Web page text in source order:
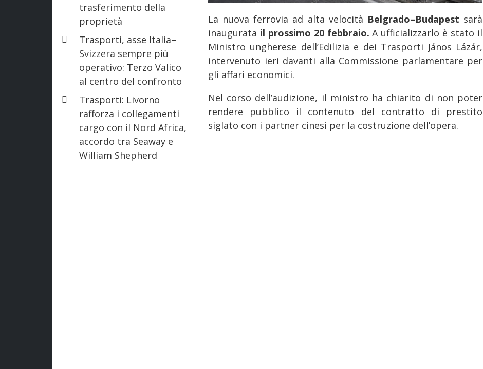
trasferimento della
proprietà
Trasporti, asse Italia–
Svizzera sempre più
operativo: Terzo Valico
al centro del confronto
Trasporti: Livorno
rafforza i collegamenti
cargo con il Nord Africa,
accordo tra Seaway e
William Shepherd
La nuova ferrovia ad alta velocità Belgrado–Budapest sarà
inaugurata il prossimo 20 febbraio.A ufficializzarlo è stato il
Ministro ungherese dell’Edilizia e dei Trasporti János Lázár,
intervenuto ieri davanti alla Commissione parlamentare per
gli affari economici.
Nel corso dell’audizione, il ministro ha chiarito di non poter
rendere pubblico il contenuto del contratto di prestito
siglato con i partner cinesi per la costruzione dell’opera.